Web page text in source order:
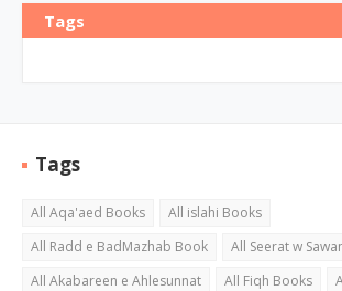
Tags
Tags
All Aqa'aed Books
All islahi Books
All Radd e BadMazhab Book
All Seerat w
All Akabareen e Ahlesunnat
All Fiqh Books